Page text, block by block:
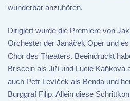
wunderbar anzuhören.
Dirigiert wurde die Premiere von
Orchester der Janáček Oper und
Chor des Theaters. Beeindruckt
Briscein als Jiří und Lucie Kaňková
auch Petr Levíček als Benda und
Burggraf Filip. Allein diese